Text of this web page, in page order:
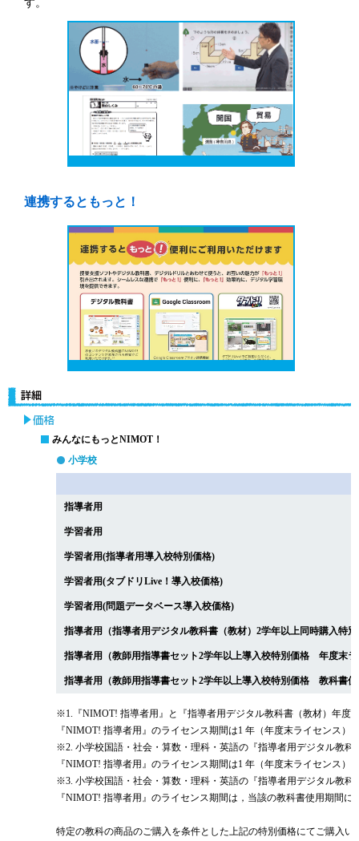
す。
連携するともっと！
みんなにもっとNIMOT！
小学校
指導者用
学習者用
学習者用(指導者用導入校特別価格)
学習者用(タブドリLive！導入校価格)
学習者用(問題データベース導入校価格)
指導者用（指導者用デジタル教科書（教材）2学年以上同時購入特
指導者用（教師用指導書セット2学年以上導入校特別価格 年度末
指導者用（教師用指導書セット2学年以上導入校特別価格 教科書
※1.『NIMOT! 指導者用』と『指導者用デジタル教科書（教材）年度
『NIMOT! 指導者用』のライセンス期間は1 年（年度末ライセンス）
※2. 小学校国語・社会・算数・理科・英語の『指導者用デジタル教
『NIMOT! 指導者用』のライセンス期間は1 年（年度末ライセンス）
※3. 小学校国語・社会・算数・理科・英語の『指導者用デジタル教
『NIMOT! 指導者用』のライセンス期間は，当該の教科書使用期間に
特定の教科の商品のご購入を条件とした上記の特別価格にてご購入